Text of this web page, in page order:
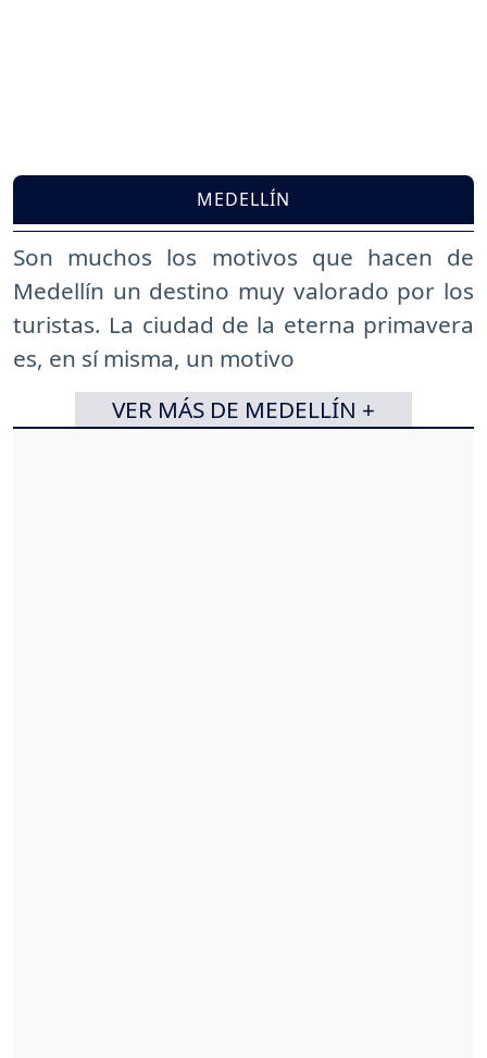
MEDELLÍN
Son muchos los motivos que hacen de
Medellín un destino muy valorado por los
turistas. La ciudad de la eterna primavera
es, en sí misma, un motivo
VER MÁS DE MEDELLÍN +